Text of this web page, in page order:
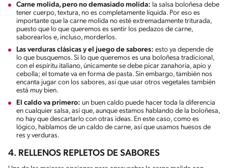
Carne molida, pero no demasiado molida: la salsa boloñesa debe
tener cuerpo, textura, no es completamente líquida. Por eso es
importante que la carne molida no esté extremadamente triturada,
puesto que lo que queremos es sentir los pedazos de carne,
saborearlos e, incluso, morderlos.
Las verduras clásicas y el juego de sabores: esto ya depende de
lo que busquemos. Si lo que queremos es una boloñesa tradicional,
con el espíritu italiano, únicamente se debe picar zanahoria, apio y
cebolla; el tomate va en forma de pasta. Sin embargo, también nos
encanta jugar con los sabores, así que usar otros vegetales también
está muy bien.
El caldo va primero: un buen caldo puede hacer toda la diferencia
en cualquier salsa, así que, aunque estamos hablando de la boloñesa,
no hay que descartarlo con otras ideas. En este caso, como es
lógico, hablamos de un caldo de carne, así que usamos huesos de
res y verduras.
4. RELLENOS REPLETOS DE SABORES